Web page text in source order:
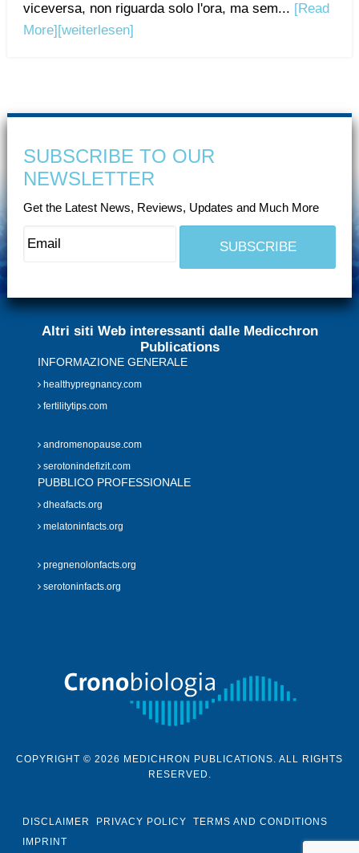
viceversa, non riguarda solo l'ora, ma sem... [Read
More][weiterlesen]
SUBSCRIBE TO OUR
NEWSLETTER
Get the Latest News, Reviews, Updates and Much More
Altri siti Web interessanti dalle Medicchron
Publications
INFORMAZIONE GENERALE
healthypregnancy.com
fertilitytips.com
andromenopause.com
serotonindefizit.com
PUBBLICO PROFESSIONALE
dheafacts.org
melatoninfacts.org
pregnenolonfacts.org
serotoninfacts.org
COPYRIGHT © 2026 MEDICHRON PUBLICATIONS. ALL RIGHTS
RESERVED.
DISCLAIMER PRIVACY POLICY
TERMS AND CONDITIONS
IMPRINT